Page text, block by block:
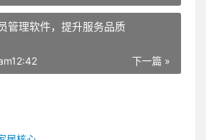
管理软件，提升服务品质
下一篇 »